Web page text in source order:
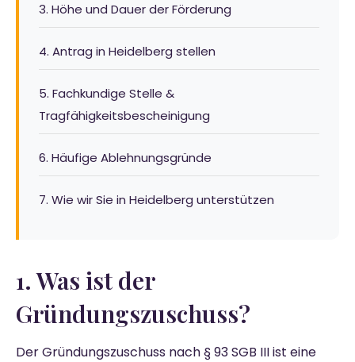
3. Höhe und Dauer der Förderung
4. Antrag in Heidelberg stellen
5. Fachkundige Stelle &
Tragfähigkeitsbescheinigung
6. Häufige Ablehnungsgründe
7. Wie wir Sie in Heidelberg unterstützen
1. Was ist der
Gründungszuschuss?
Der Gründungszuschuss nach § 93 SGB III ist eine